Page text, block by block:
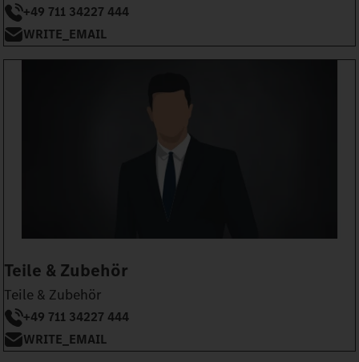
+49 711 34227 444
WRITE_EMAIL
Teile & Zubehör
Teile & Zubehör
+49 711 34227 444
WRITE_EMAIL